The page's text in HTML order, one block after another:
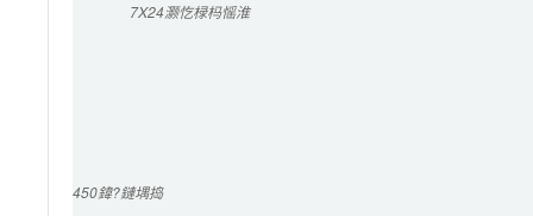
7X24灏忔椂杩愮淮
450鍏?鏈堣捣